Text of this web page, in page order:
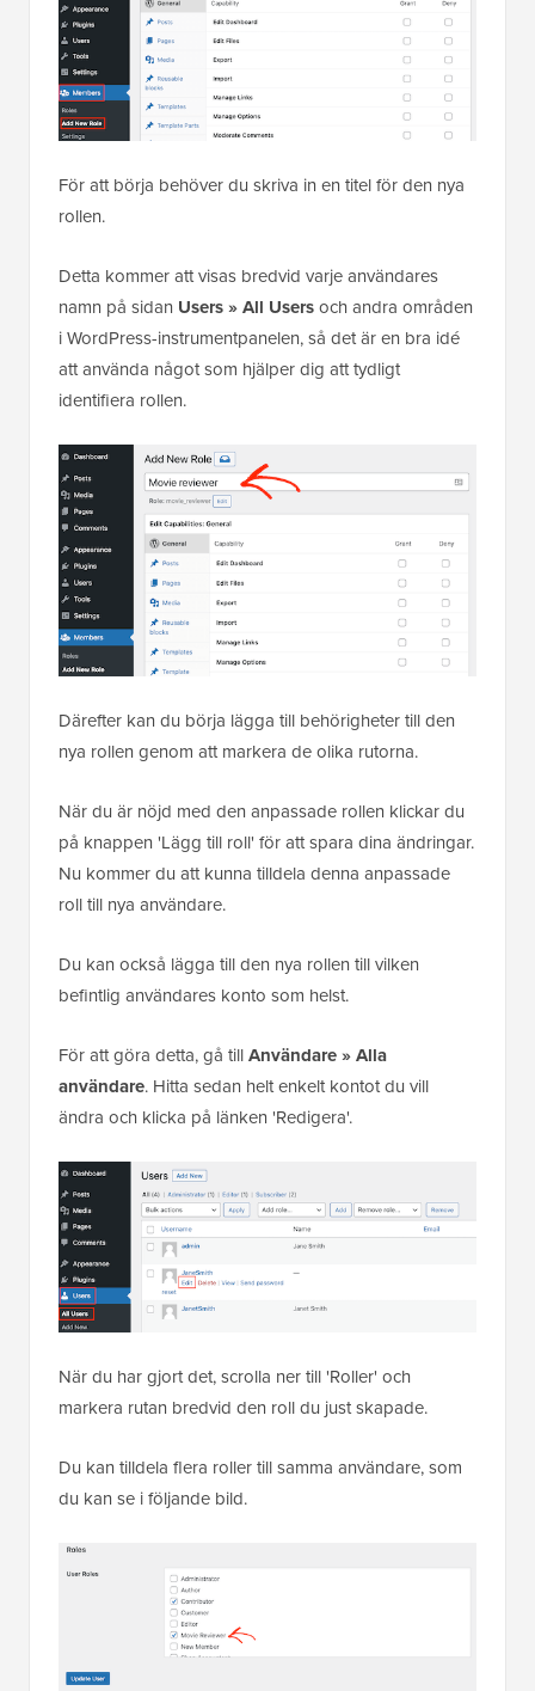
För att börja behöver du skriva in en titel för den nya
rollen.
Detta kommer att visas bredvid varje användares
namn på sidan Users »All Usersoch andra områden
i WordPress-instrumentpanelen, så det är en bra idé
att använda något som hjälper dig att tydligt
identifiera rollen.
Därefter kan du börja lägga till behörigheter till den
nya rollen genom att markera de olika rutorna.
När du är nöjd med den anpassade rollen klickar du
på knappen 'Lägg till roll' för att spara dina ändringar.
Nu kommer du att kunna tilldela denna anpassade
roll till nya användare.
Du kan också lägga till den nya rollen till vilken
befintlig användares konto som helst.
För att göra detta, gå tillAnvändare »Alla
användare. Hitta sedan helt enkelt kontot du vill
ändra och klicka på länken 'Redigera'.
När du har gjort det, scrolla ner till 'Roller' och
markera rutan bredvid den roll du just skapade.
Du kan tilldela flera roller till samma användare, som
du kan se i följande bild.